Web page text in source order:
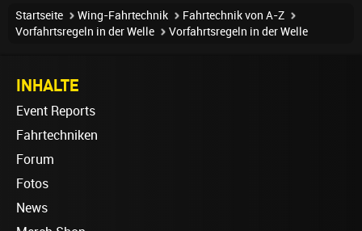
Startseite Wing-Fahrtechnik
Fahrtechnik von A-Z
Vorfahrtsregeln in der Welle
Vorfahrtsregeln in der Welle
INHALTE
Event Reports
Fahrtechniken
Forum
Fotos
News